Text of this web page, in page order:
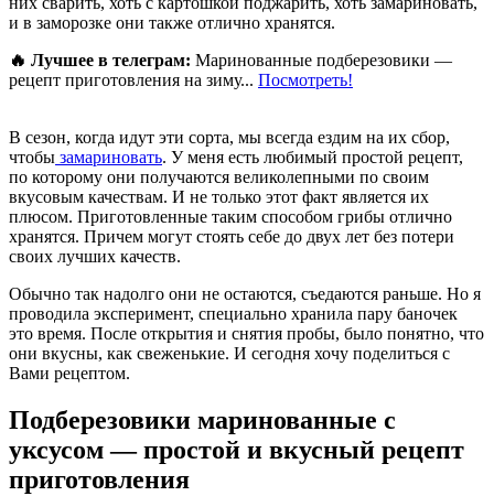
и в заморозке они также отлично хранятся.
🔥 Лучшее в телеграм: Маринованные подберезовики —
рецепт приготовления на зиму... Посмотреть!
В сезон, когда идут эти сорта, мы всегда ездим на их сбор,
чтобы замариновать. У меня есть любимый простой рецепт,
по которому они получаются великолепными по своим
вкусовым качествам. И не только этот факт является их
плюсом. Приготовленные таким способом грибы отлично
хранятся. Причем могут стоять себе до двух лет без потери
своих лучших качеств.
Обычно так надолго они не остаются, съедаются раньше. Но я
проводила эксперимент, специально хранила пару баночек
это время. После открытия и снятия пробы, было понятно, что
они вкусны, как свеженькие. И сегодня хочу поделиться с
Вами рецептом.
Подберезовики маринованные с
уксусом — простой и вкусный рецепт
приготовления